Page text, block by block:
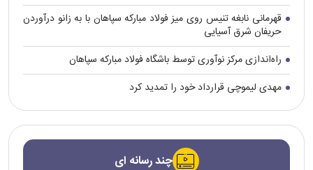
قهرمانی نابغه تنیس روی میز فولاد مبارکه سپاهان با به زانو درآوردن
حریفان شرق آسیایی
راه‌اندازی مرکز نوآوری توسط باشگاه فولاد مبارکه سپاهان
مهدی لیموچی قرارداد خود را تمدید کرد
چند رسانه ای